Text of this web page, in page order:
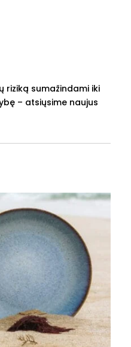
riziką sumažindami iki
– atsiųsime naujus